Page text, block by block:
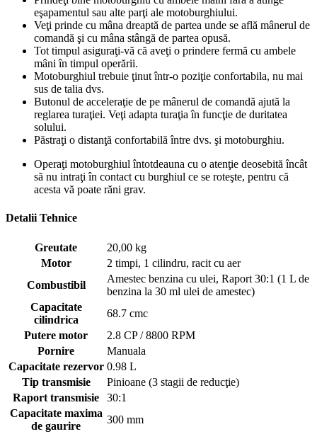
eşapamentul sau alte parţi ale motoburghiului.
Veţi prinde cu mâna dreaptă de partea unde se află mânerul de
comandă şi cu mâna stângă de partea opusă.
Tot timpul asiguraţi-vă că aveţi o prindere fermă cu ambele
mâni în timpul operării.
Motoburghiul trebuie ţinut într-o poziţie confortabila, nu mai
sus de talia dvs.
Butonul de acceleraţie de pe mânerul de comandă ajută la
reglarea turaţiei. Veţi adapta turaţia în funcţie de duritatea
solului.
Păstraţi o distanţă confortabilă între dvs. şi motoburghiu.
Operaţi motoburghiul întotdeauna cu o atenţie deosebită încât
să nu intraţi în contact cu burghiul ce se roteşte, pentru că
acesta vă poate răni grav.
Detalii Tehnice
Greutate
20,00 kg
Motor
2 timpi, 1 cilindru, racit cu aer
Combustibil
Amestec benzina cu ulei, Raport 30:1 (1 L de
benzina la 30 ml ulei de amestec)
Capacitate
cilindrica
68.7 cmc
Putere motor
2.8 CP / 8800 RPM
Pornire
Manuala
Capacitate rezervor 0.98 L
Tip transmisie
Pinioane (3 stagii de reducţie)
Raport transmisie
30:1
Capacitate maxima
de gaurire
300 mm